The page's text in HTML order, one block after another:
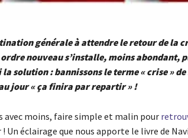
générale à attendre le retour de la
ordre nouveau s’installe, moins abondant,
la solution : bannissons le terme « crise »
jour « ça finira par repartir » !
avec moins, faire simple et malin pour
Un éclairage que nous apporte le livre de